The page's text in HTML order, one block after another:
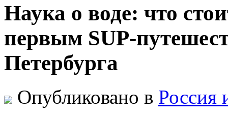
Наука о воде: что
первым SUP-
Петербурга
Опубликовано в